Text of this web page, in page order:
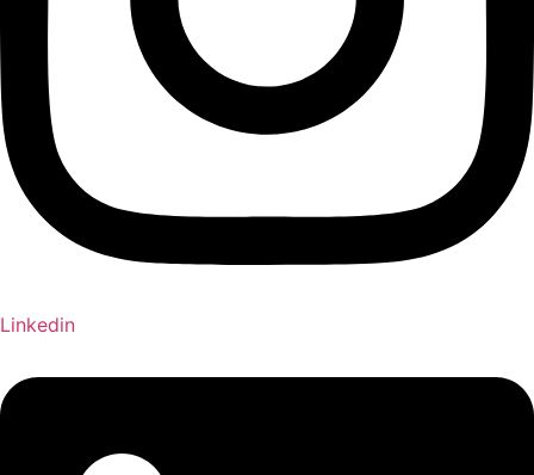
Linkedin